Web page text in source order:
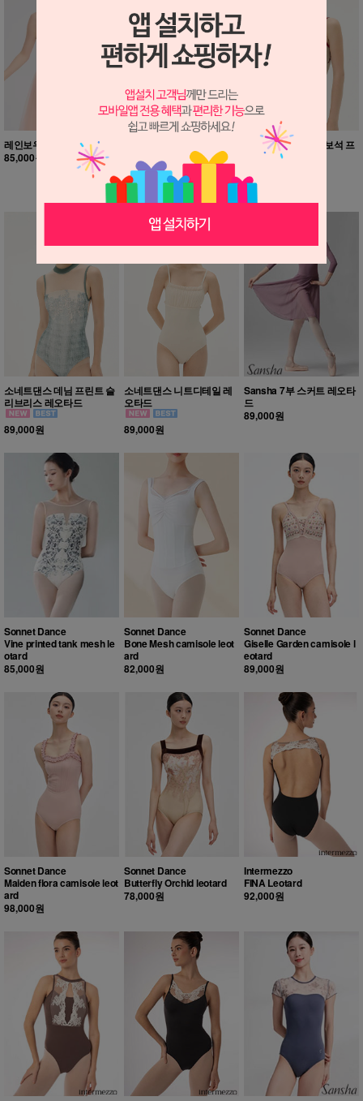
레인보우 프릴 레오타드
85,000원
소네트댄스 튤립레이스레
오타드
89,000원
소네트댄스 루비스 보석 프
린트 레오타드
92,000원
소네트댄스 데님 프린트 슬
리브리스 레오타드
89,000원
소네트댄스 니트디테일 레
오타드
89,000원
Sansha 7부 스커트 레오타
드
89,000원
Sonnet Dance
Vine printed tank mesh le
otard
85,000원
Sonnet Dance
Bone Mesh camisole leot
ard
82,000원
Sonnet Dance
Giselle Garden camisole l
eotard
89,000원
Sonnet Dance
Maiden flora camisole leot
ard
98,000원
Sonnet Dance
Butterfly Orchid leotard
78,000원
Intermezzo
FINA Leotard
92,000원